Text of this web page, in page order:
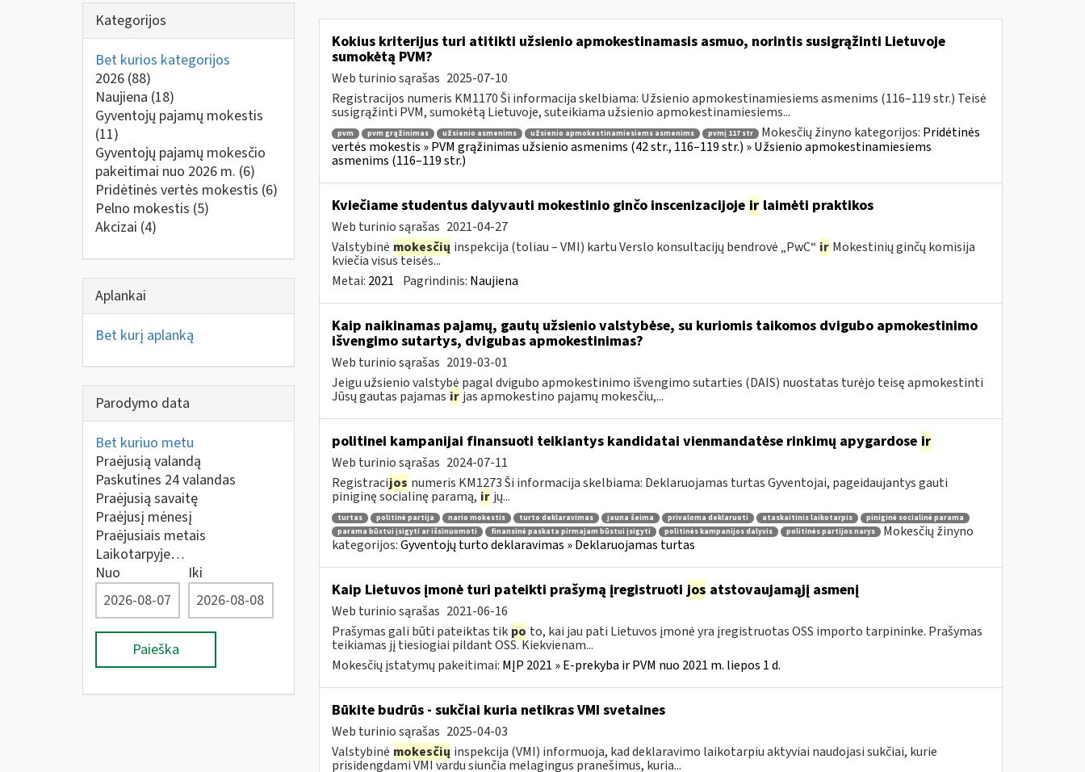
Kategorijos
Bet kurios kategorijos
2026 (88)
Naujiena (18)
Gyventojų pajamų mokestis
(11)
Gyventojų pajamų mokesčio
pakeitimai nuo 2026 m. (6)
Pridėtinės vertės mokestis (6)
Pelno mokestis (5)
Akcizai (4)
Aplankai
Bet kurį aplanką
Parodymo data
Bet kuriuo metu
Praėjusią valandą
Paskutines 24 valandas
Praėjusią savaitę
Praėjusį mėnesį
Praėjusiais metais
Laikotarpyje…
Nuo
Iki
Paieška
Kokius kriterijus turi atitikti užsienio apmokestinamasis asmuo, norintis susigrąžinti Lietuvoje
sumokėtą PVM?
Web turinio sąrašas 2025-07-10
Registracijos numeris KM1170 Ši informacija skelbiama: Užsienio apmokestinamiesiems asmenims (116–119 str.) Teisė
susigrąžinti PVM, sumokėtą Lietuvoje, suteikiama užsienio apmokestinamiesiems...
pvm pvm grąžinimas užsienio asmenims užsienio apmokestinamiesiems asmenims pvmį 117 str Mokesčių žinyno kategorijos: Pridėtinės
vertės mokestis » PVM grąžinimas užsienio asmenims (42 str., 116–119 str.) » Užsienio apmokestinamiesiems
asmenims (116–119 str.)
Kviečiame studentus dalyvauti mokestinio ginčo inscenizacijoje irlaimėti praktikos
Web turinio sąrašas 2021-04-27
Valstybinė mokesčių inspekcija (toliau – VMI) kartu Verslo konsultacijų bendrovė „PwC“ ir Mokestinių ginčų komisija
kviečia visus teisės...
Metai: 2021 Pagrindinis: Naujiena
Kaip naikinamas pajamų, gautų užsienio valstybėse, su kuriomis taikomos dvigubo apmokestinimo
išvengimo sutartys, dvigubas apmokestinimas?
Web turinio sąrašas 2019-03-01
Jeigu užsienio valstybė pagal dvigubo apmokestinimo išvengimo sutarties (DAIS) nuostatas turėjo teisę apmokestinti
Jūsų gautas pajamas ir jas apmokestino pajamų mokesčiu,...
politinei kampanijai finansuoti teikiantys kandidatai vienmandatėse rinkimų apygardose ir
Web turinio sąrašas 2024-07-11
Registracijos numeris KM1273 Ši informacija skelbiama: Deklaruojamas turtas Gyventojai, pageidaujantys gauti
piniginę socialinę paramą, ir jų...
turtas politinė partija nario mokestis turto deklaravimas jauna šeima privaloma deklaruoti ataskaitinis laikotarpis
piniginė socialinė parama
parama būstui įsigyti ar išsinuomoti
finansinė paskata pirmajam būstui įsigyti politinės kampanijos dalyvis politinės partijos narys
Mokesčių žinyno
kategorijos:Gyventojų turto deklaravimas » Deklaruojamas turtas
Kaip Lietuvos įmonė turi pateikti prašymą įregistruoti jos atstovaujamąjį asmenį
Web turinio sąrašas 2021-06-16
Prašymas gali būti pateiktas tik po to, kai jau pati Lietuvos įmonė yra įregistruotas OSS importo tarpininke. Prašymas
teikiamas jį tiesiogiai pildant OSS. Kiekvienam...
Mokesčių įstatymų pakeitimai: MĮP 2021 » E-prekyba ir PVM nuo 2021 m. liepos 1 d.
Būkite budrūs - sukčiai kuria netikras VMI svetaines
Web turinio sąrašas 2025-04-03
Valstybinė mokesčių inspekcija (VMI) informuoja, kad deklaravimo laikotarpiu aktyviai naudojasi sukčiai, kurie
prisidengdami VMI vardu siunčia melagingus pranešimus, kuria...